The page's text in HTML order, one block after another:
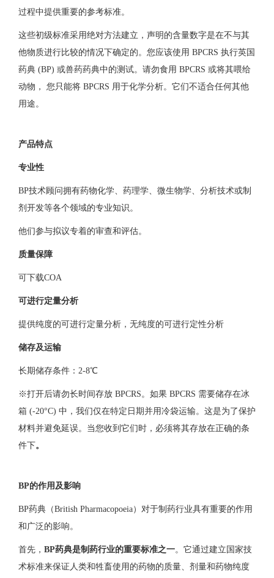
过程中提供重要的参考标准。
这些初级标准采用绝对方法建立，声明的含量数字是在不与其
他物质进行比较的情况下确定的。您应该使用 BPCRS 执行英国
药典 (BP) 或兽药药典中的测试。请勿食用 BPCRS 或将其喂给
动物， 您只能将 BPCRS 用于化学分析。它们不适合任何其他
用途。
产品特点
专业性
BP技术顾问拥有药物化学、药理学、微生物学、分析技术或制
剂开发等各个领域的专业知识。
他们参与拟议专着的审查和评估。
质量保障
可下载COA
可进行定量分析
提供纯度的可进行定量分析，无纯度的可进行定性分析
储存及运输
长期储存条件：2-8℃
※打开后请勿长时间存放 BPCRS。如果 BPCRS 需要储存在冰
箱 (-20°C) 中，我们仅在特定日期并用冷袋运输。这是为了保护
材料并避免延误。当您收到它们时，必须将其存放在正确的条
件下。
BP的作用及影响
BP药典（British Pharmacopoeia）对于制药行业具有重要的作用
和广泛的影响。
首先， BP药典是制药行业的重要标准之一。它通过建立国家技
术标准来保证人类和牲畜使用的药物的质量、剂量和药物纯度